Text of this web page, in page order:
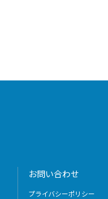
お問い合わせ
プライバシーポリシー